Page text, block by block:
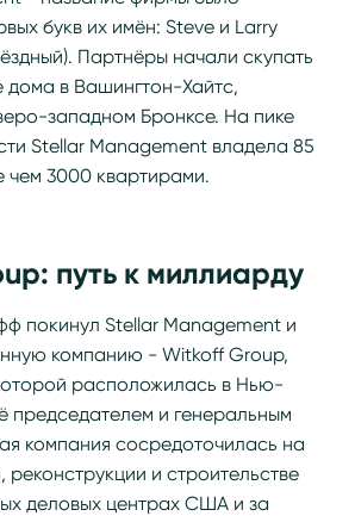
букв их имён: Steve и Larry
Партнёры начали скупать
дома в Вашингтон-Хайтс,
западном Бронксе. На пике
Stellar Management владела 85
чем 3000 квартирами.
путь к миллиарду
покинул Stellar Management и
компанию - Witkoff Group,
расположилась в Нью-
председателем и генеральным
компания сосредоточилась на
и строительстве
деловых центрах США и за